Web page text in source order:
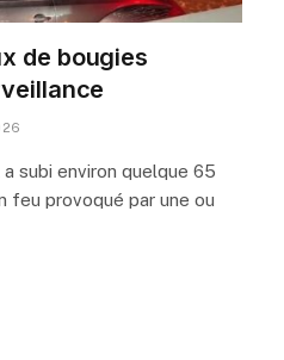
de bougies
a subi environ quelque 65
feu provoqué par une ou